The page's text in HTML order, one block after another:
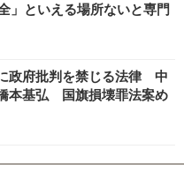
といえる場所ないと専門
政府批判を禁じる法律 中
本基弘 国旗損壊罪法案め